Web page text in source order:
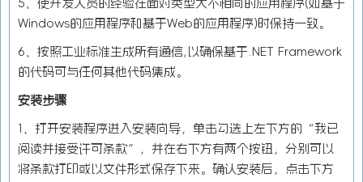
5、使开发人员的经验在面对类型大不相同的应用程序(如基于
Windows的应用程序和基于Web的应用程序)时保持一致。
6、按照工业标准生成所有通信,以确保基于.NET Framework
的代码可与任何其他代码集成。
安装步骤
1、打开安装程序进入安装向导，单击勾选上左下方的“我已
阅读并接受许可条款”，并在右下方有两个按钮，分别可以
将条款打印或以文件形式保存下来。确认安装后，点击下方